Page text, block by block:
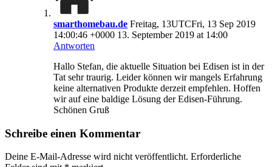
smarthomebau.de Freitag, 13UTCFri, 13 Sep 2019
14:00:46 +0000 13. September 2019 at 14:00
Antworten
Hallo Stefan, die aktuelle Situation bei Edisen ist in der
Tat sehr traurig. Leider können wir mangels Erfahrung
keine alternativen Produkte derzeit empfehlen. Hoffen
wir auf eine baldige Lösung der Edisen-Führung.
Schönen Gruß
Schreibe einen Kommentar
Deine E-Mail-Adresse wird nicht veröffentlicht. Erforderliche